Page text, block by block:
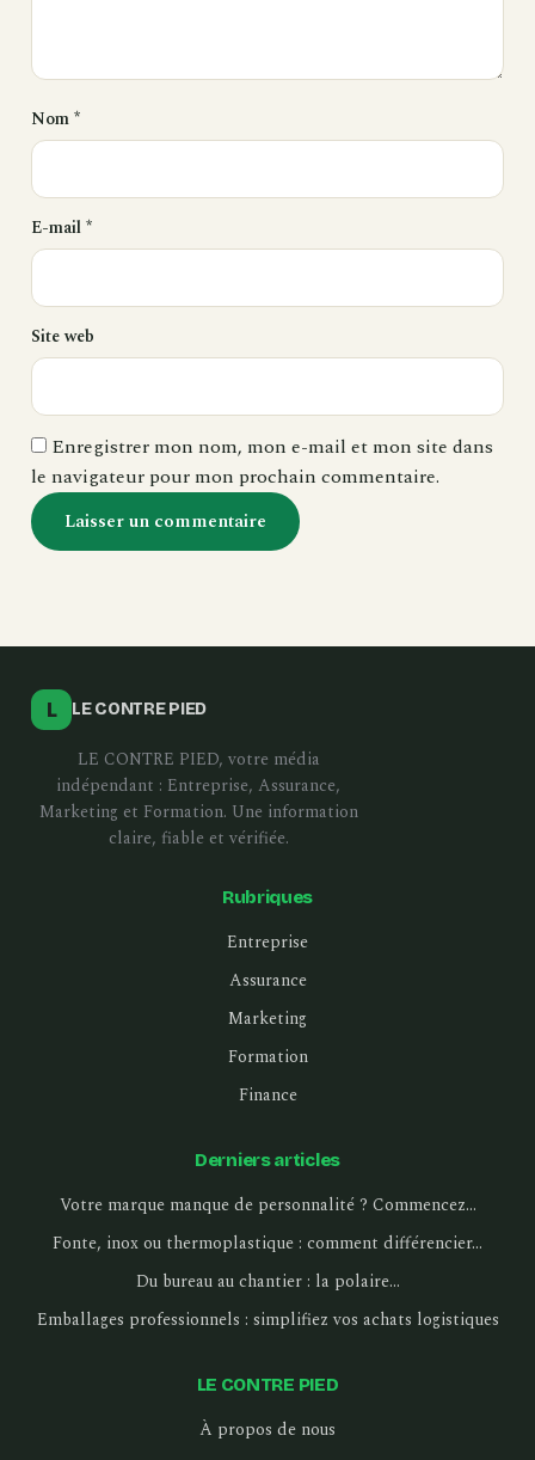
Nom*
E-mail*
Site web
Enregistrer mon nom, mon e-mail et mon site dans
le navigateur pour mon prochain commentaire.
L LE CONTRE PIED
LE CONTRE PIED, votre média
indépendant : Entreprise, Assurance,
Marketing et Formation. Une information
claire, fiable et vérifiée.
Rubriques
Entreprise
Assurance
Marketing
Formation
Finance
Derniers articles
Votre marque manque de personnalité ? Commencez…
Fonte, inox ou thermoplastique : comment différencier…
Du bureau au chantier : la polaire…
Emballages professionnels : simplifiez vos achats logistiques
LE CONTRE PIED
À propos de nous